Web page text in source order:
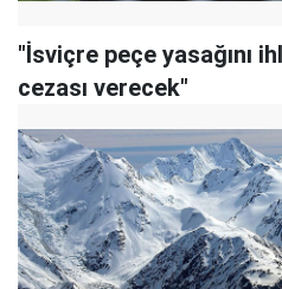
"İsviçre peçe yasağını
cezası verecek"